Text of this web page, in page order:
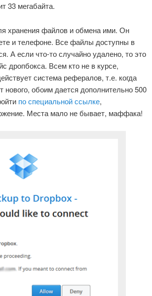
33 мегабайта.
хранения файлов и обмена ими. Он
и телефоне. Все файлы доступны в
А если что-то случайно удалено, то это
дропбокса. Всем кто не в курсе,
система рефералов, т.е. когда
обоим дается дополнительно 500
по специальной ссылке,
Места мало не бывает, маффака!